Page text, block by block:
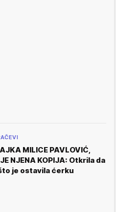
MILICE PAVLOVIĆ,
NJENA KOPIJA: Otkrila da
je ostavila ćerku